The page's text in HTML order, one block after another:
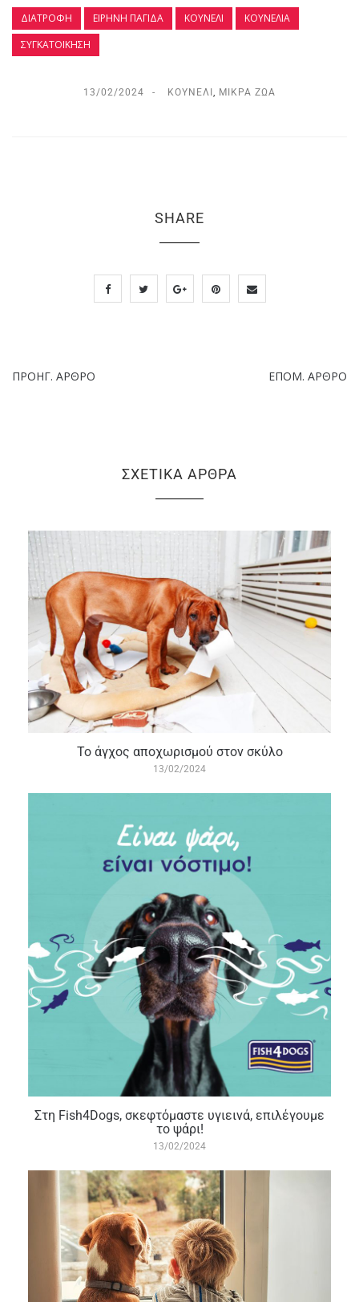
ΔΙΑΤΡΟΦΉ ΕΙΡΉΝΗ ΠΑΓΊΔΑ ΚΟΥΝΈΛΙ
ΚΟΥΝΈΛΙΑ
ΣΥΓΚΑΤΟΊΚΗΣΗ
13/02/2024 ΚΟΥΝΈΛΙ , ΜΙΚΡΆ ΖΏΑ
SHARE
ΠΡΟΗΓ. ΆΡΘΡΟ ΕΠΌΜ. ΆΡΘΡΟ
ΣΧΕΤΙΚΆ ΆΡΘΡΑ
Το άγχος αποχωρισμού στον σκύλο
13/02/2024
Στη Fish4Dogs, σκεφτόμαστε υγιεινά, επιλέγουμε
το ψάρι!
13/02/2024